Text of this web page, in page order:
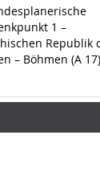
1 –
Republik
– Böhmen (A